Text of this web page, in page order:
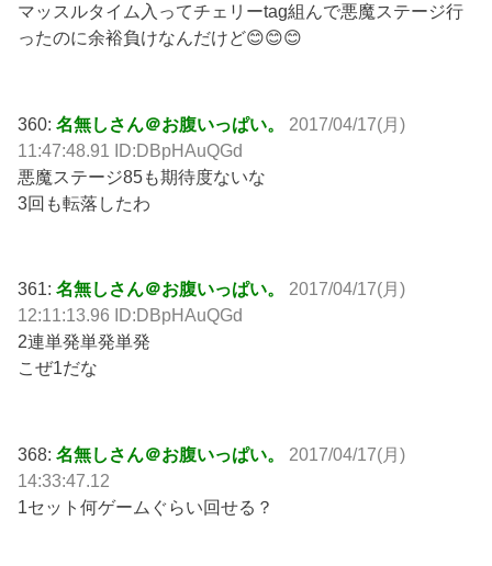
マッスルタイム入ってチェリーtag組んで悪魔ステージ行
ったのに余裕負けなんだけど😊😊😊
360:名無しさん＠お腹いっぱい。
2017/04/17(月)
11:47:48.91 ID:DBpHAuQGd
悪魔ステージ85も期待度ないな
3回も転落したわ
361:名無しさん＠お腹いっぱい。
2017/04/17(月)
12:11:13.96 ID:DBpHAuQGd
2連単発単発単発
こぜ1だな
368:名無しさん＠お腹いっぱい。
2017/04/17(月)
14:33:47.12
1セット何ゲームぐらい回せる？